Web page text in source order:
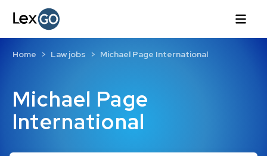
Michael Page
International
Home Law jobs Michael Page International